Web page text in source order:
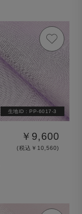
生地ID : PP-6017-3
￥9,600
(税込￥10,560)